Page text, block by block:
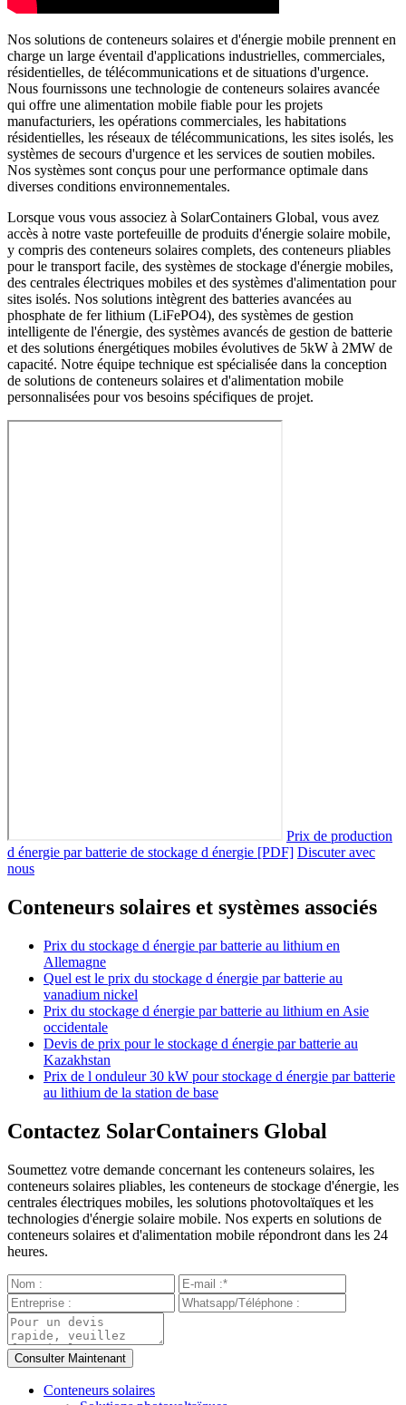
Nos solutions de conteneurs solaires et d'énergie mobile prennent en
charge un large éventail d'applications industrielles, commerciales,
résidentielles, de télécommunications et de situations d'urgence.
Nous fournissons une technologie de conteneurs solaires avancée
qui offre une alimentation mobile fiable pour les projets
manufacturiers, les opérations commerciales, les habitations
résidentielles, les réseaux de télécommunications, les sites isolés, les
systèmes de secours d'urgence et les services de soutien mobiles.
Nos systèmes sont conçus pour une performance optimale dans
diverses conditions environnementales.
Lorsque vous vous associez à SolarContainers Global, vous avez
accès à notre vaste portefeuille de produits d'énergie solaire mobile,
y compris des conteneurs solaires complets, des conteneurs pliables
pour le transport facile, des systèmes de stockage d'énergie mobiles,
des centrales électriques mobiles et des systèmes d'alimentation pour
sites isolés. Nos solutions intègrent des batteries avancées au
phosphate de fer lithium (LiFePO4), des systèmes de gestion
intelligente de l'énergie, des systèmes avancés de gestion de batterie
et des solutions énergétiques mobiles évolutives de 5kW à 2MW de
capacité. Notre équipe technique est spécialisée dans la conception
de solutions de conteneurs solaires et d'alimentation mobile
personnalisées pour vos besoins spécifiques de projet.
Prix de production
d énergie par batterie de stockage d énergie [PDF] Discuter avec
nous
Conteneurs solaires et systèmes associés
Prix du stockage d énergie par batterie au lithium en
Allemagne
Quel est le prix du stockage d énergie par batterie au
vanadium nickel
Prix du stockage d énergie par batterie au lithium en Asie
occidentale
Devis de prix pour le stockage d énergie par batterie au
Kazakhstan
Prix de l onduleur 30 kW pour stockage d énergie par batterie
au lithium de la station de base
Contactez SolarContainers Global
Soumettez votre demande concernant les conteneurs solaires, les
conteneurs solaires pliables, les conteneurs de stockage d'énergie, les
centrales électriques mobiles, les solutions photovoltaïques et les
technologies d'énergie solaire mobile. Nos experts en solutions de
conteneurs solaires et d'alimentation mobile répondront dans les 24
heures.
Conteneurs solaires